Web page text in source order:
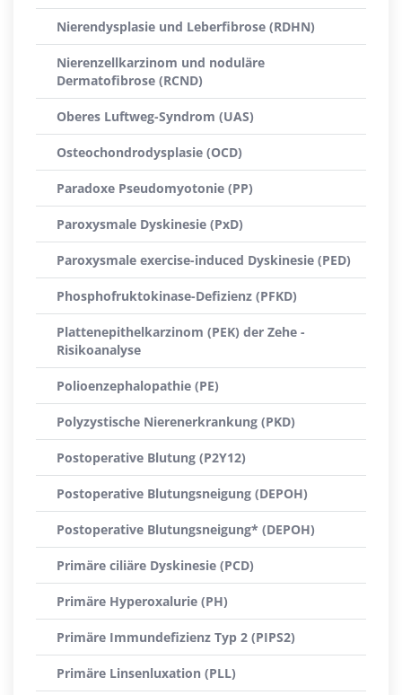
Nierendysplasie und Leberfibrose (RDHN)
Nierenzellkarzinom und noduläre
Dermatofibrose (RCND)
Oberes Luftweg-Syndrom (UAS)
Osteochondrodysplasie (OCD)
Paradoxe Pseudomyotonie (PP)
Paroxysmale Dyskinesie (PxD)
Paroxysmale exercise-induced Dyskinesie (PED)
Phosphofruktokinase-Defizienz (PFKD)
Plattenepithelkarzinom (PEK) der Zehe -
Risikoanalyse
Polioenzephalopathie (PE)
Polyzystische Nierenerkrankung (PKD)
Postoperative Blutung (P2Y12)
Postoperative Blutungsneigung (DEPOH)
Postoperative Blutungsneigung* (DEPOH)
Primäre ciliäre Dyskinesie (PCD)
Primäre Hyperoxalurie (PH)
Primäre Immundefizienz Typ 2 (PIPS2)
Primäre Linsenluxation (PLL)